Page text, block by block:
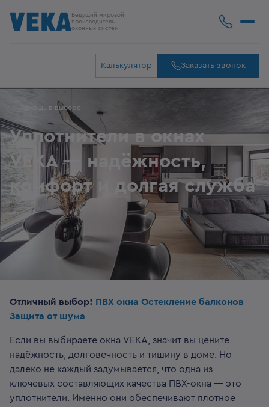
Ведущий мировой
производитель
оконных систем
Калькулятор Заказать звонок
Помощь в выборе
Уплотнители в окнах
VEKA — надёжность,
комфорт и долгая служба
Отличный выбор! ПВХ окна Остекление балконов
Защита от шума
Если вы выбираете окна VEKA, значит вы цените
надёжность, долговечность и тишину в доме. Но
далеко не каждый задумывается, что одна из
ключевых составляющих качества ПВХ-окна — это
уплотнители. Именно они обеспечивают плотное